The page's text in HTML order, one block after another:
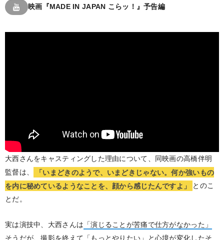
映画『MADE IN JAPAN こらッ！』予告編
大西さんをキャスティングした理由について、同映画の高橋伴明
監督は、
「いまどきのようで、いまどきじゃない。何か強いもの
を内に秘めているようなことを、顔から感じたんですよ」
とのこ
とだ。
実は演技中、大西さんは 「演じることが苦痛で仕方がなかった」
そうだが、撮影を終えて 「もっとやりたい」
と心境が変化したそ